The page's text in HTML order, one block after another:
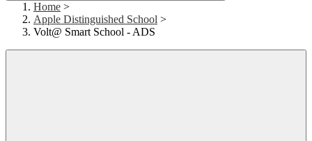
Home >
Apple Distinguished School >
Volt@ Smart School - ADS